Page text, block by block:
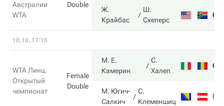
Австралии
WTA
Double
Ж.
Крайбас
Ш.
Схеперс
6
10.10, 17:15
WTA Линц.
Открытый
чемпионат
Female
Double
М. Е.
Камерин
С.
Халеп
6
М. Югич-
Салкич
С.
Клеменшиц
0